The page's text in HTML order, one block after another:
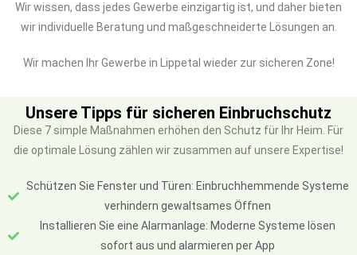
Wir wissen, dass jedes Gewerbe einzigartig ist, und daher bieten
wir individuelle Beratung und maßgeschneiderte Lösungen an.
Wir machen Ihr Gewerbe in Lippetal wieder zur sicheren Zone!
Unsere Tipps für sicheren Einbruchschutz
Diese 7 simple Maßnahmen erhöhen den Schutz für Ihr Heim. Für
die optimale Lösung zählen wir zusammen auf unsere Expertise!
Schützen Sie Fenster und Türen: Einbruchhemmende Systeme
verhindern gewaltsames Öffnen
Installieren Sie eine Alarmanlage: Moderne Systeme lösen
sofort aus und alarmieren per App